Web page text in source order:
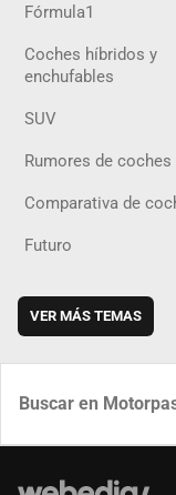
Fórmula1
Coches híbridos y
enchufables
SUV
Rumores de coches
Comparativa de
Futuro
VER MÁS TEMAS